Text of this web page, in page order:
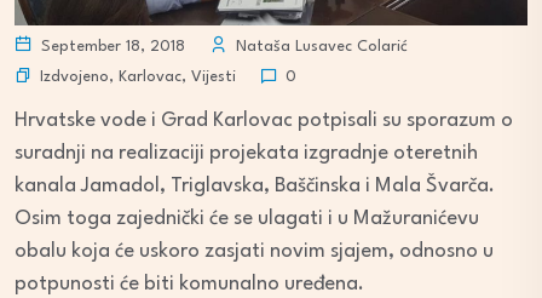
September 18, 2018
Nataša Lusavec Colarić
Izdvojeno, Karlovac, Vijesti 0
Hrvatske vode i Grad Karlovac potpisali su sporazum o
suradnji na realizaciji projekata izgradnje oteretnih
kanala Jamadol, Triglavska, Baščinska i Mala Švarča.
Osim toga zajednički će se ulagati i u Mažuranićevu
obalu koja će uskoro zasjati novim sjajem, odnosno u
potpunosti će biti komunalno uređena.